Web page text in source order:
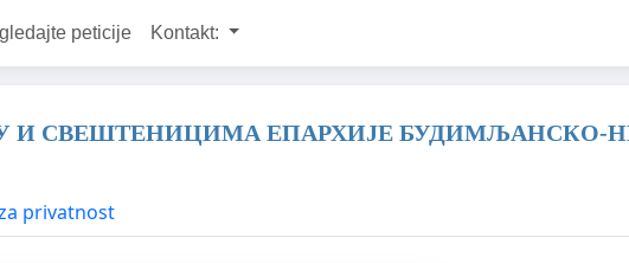
peticije Kontakt:
И СВЕШТЕНИЦИМА ЕПАРХИЈЕ БУДИМЉАНСКО-
privatnost